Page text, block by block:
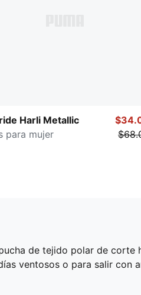
Harli Metallic
para mujer
de tejido polar de
ventosos o para salir con